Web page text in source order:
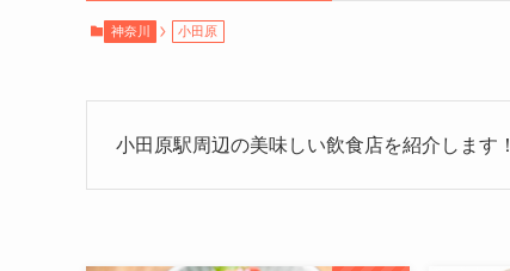
神奈川 小田原
小田原駅周辺の美味しい飲食店を紹介します！